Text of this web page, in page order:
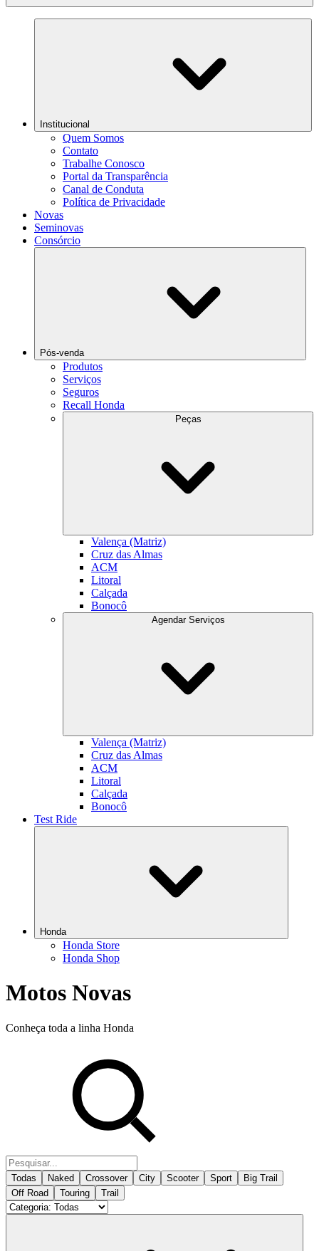
Institucional
Quem Somos
Contato
Trabalhe Conosco
Portal da Transparência
Canal de Conduta
Política de Privacidade
Novas
Seminovas
Consórcio
Pós-venda
Produtos
Serviços
Seguros
Recall Honda
Valença (Matriz)
Cruz das Almas
ACM
Litoral
Calçada
Bonocô
Valença (Matriz)
Cruz das Almas
ACM
Litoral
Calçada
Bonocô
Test Ride
Honda
Honda Store
Honda Shop
Motos Novas
Conheça toda a linha Honda
Todas Naked Crossover City Scooter Sport
Big Trail
Off Road
Touring Trail